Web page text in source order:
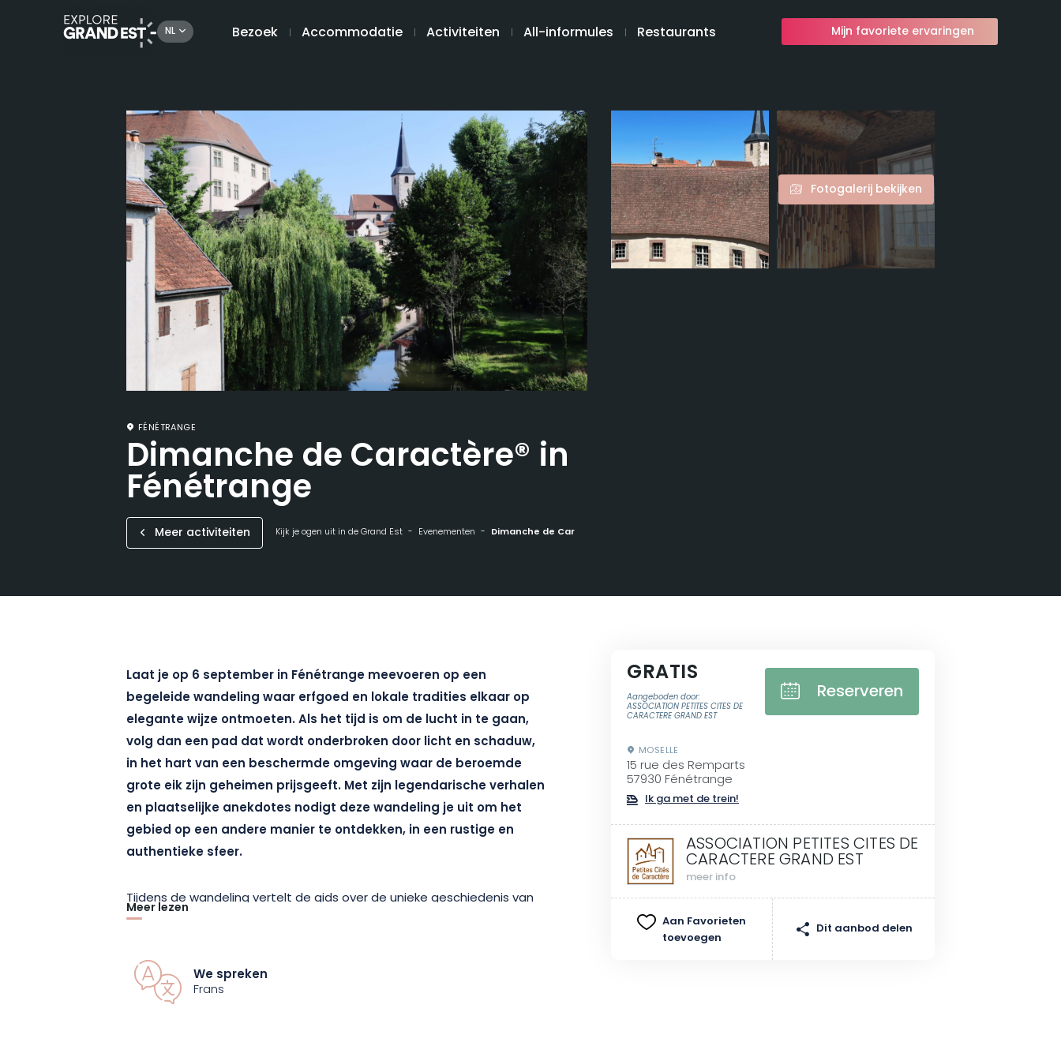
NL Bezoek Accommodatie Activiteiten All-informules Restaurants Mijn favoriete ervaringen
Fotogalerij bekijken
FÉNÉTRANGE
Dimanche de Caractère® in
Fénétrange
Meer activiteiten Kijk je ogen uit in de Grand Est Evenementen Dimanche de Caractère® in Fénétrange
Laat je op 6 september in Fénétrange meevoeren op een
begeleide wandeling waar erfgoed en lokale tradities elkaar op
elegante wijze ontmoeten. Als het tijd is om de lucht in te gaan,
volg dan een pad dat wordt onderbroken door licht en schaduw,
in het hart van een beschermde omgeving waar de beroemde
grote eik zijn geheimen prijsgeeft. Met zijn legendarische verhalen
en plaatselijke anekdotes nodigt deze wandeling je uit om het
gebied op een andere manier te ontdekken, in een rustige en
authentieke sfeer.
Tijdens de wandeling vertelt de gids over de unieke geschiedenis van
Fénétrange en zijn landschappen en onthult hij de soms onbekende
bepalen. Deze wandeling is toegankelijk voor het hele gezin en biedt
een zachte onderdompeling in een levend erfgoed, waar elke
afwisseling een gelegenheid wordt voor een nieuwe ontdekking.
Meer lezen
We spreken
Frans
GRATIS
Aangeboden door:
ASSOCIATION PETITES CITES DE
CARACTERE GRAND EST
Reserveren
MOSELLE
15 rue des Remparts
57930 Fénétrange
Ik ga met de trein!
ASSOCIATION PETITES CITES DE
CARACTERE GRAND EST
meer info
Aan Favorieten
toevoegen
Dit aanbod delen